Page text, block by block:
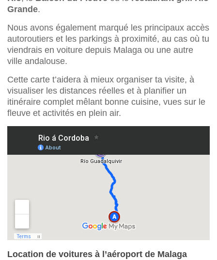
Grande.
Nous avons également marqué les principaux accès
autoroutiers et les parkings à proximité, au cas où tu
viendrais en voiture depuis Malaga ou une autre
ville andalouse.
Cette carte t’aidera à mieux organiser ta visite, à
visualiser les distances réelles et à planifier un
itinéraire complet mêlant bonne cuisine, vues sur le
fleuve et activités en plein air.
Location de voitures à l’aéroport de Malaga